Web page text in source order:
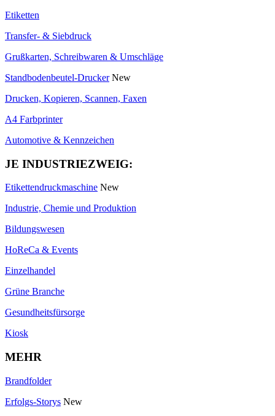
Etiketten
Transfer- & Siebdruck
Grußkarten, Schreibwaren & Umschläge
Standbodenbeutel-Drucker New
Drucken, Kopieren, Scannen, Faxen
A4 Farbprinter
Automotive & Kennzeichen
JE INDUSTRIEZWEIG:
Etikettendruckmaschine New
Industrie, Chemie und Produktion
Bildungswesen
HoReCa & Events
Einzelhandel
Grüne Branche
Gesundheitsfürsorge
Kiosk
MEHR
Brandfolder
Erfolgs-Storys New